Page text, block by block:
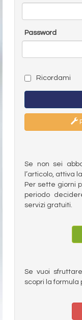
Password
Ricordami
Se non sei
l’articolo, attiva la
Per sette giorni
periodo
servizi gratuiti.
Se vuoi
scopri la